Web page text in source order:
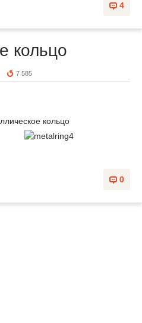
4
кольцо
7 585
кольцо
0